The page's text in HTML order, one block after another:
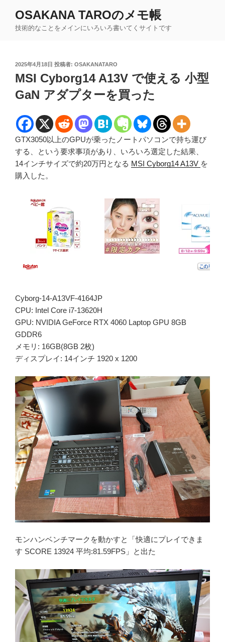
OSAKANA TAROのメモ帳
技術的なことをメインにいろいろ書いてくサイトです
投
稿
日:
2025年4月18日 投稿者: OSAKANATARO
MSI Cyborg14 A13V で使える 小型
GaN アダプターを買った
GTX3050以上のGPUが乗ったノートパソコンで持ち運び
する、という要求事項があり、いろいろ選定した結果、
14インチサイズで約20万円となる MSI Cyborg14 A13V を
購入した。
Cyborg-14-A13VF-4164JP
CPU: Intel Core i7-13620H
GPU: NVIDIA GeForce RTX 4060 Laptop GPU 8GB
GDDR6
メモリ: 16GB(8GB 2枚)
ディスプレイ: 14インチ 1920 x 1200
モンハンベンチマークを動かすと「快適にプレイできま
す SCORE 13924 平均:81.59FPS」と出た